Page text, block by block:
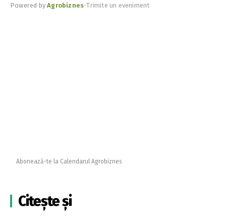
Powered byAgrobiznes•Trimite un eveniment
Abonează-te la Calendarul Agrobiznes
Citește și